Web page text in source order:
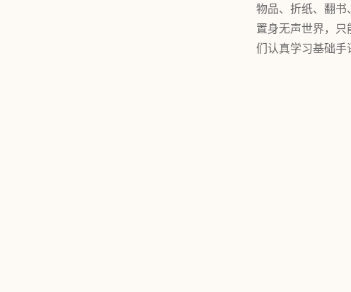
物品、折纸、翻书
置身无声世界，
们认真学习基础手